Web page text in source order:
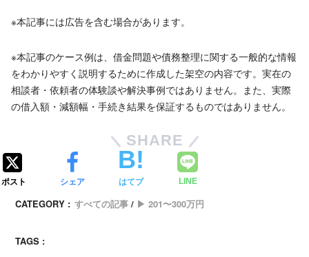
※本記事には広告を含む場合があります。
※本記事のケース例は、借金問題や債務整理に関する一般的な情報
をわかりやすく説明するために作成した架空の内容です。実在の
相談者・依頼者の体験談や解決事例ではありません。また、実際
の借入額・減額幅・手続き結果を保証するものではありません。
SHARE
ポスト シェア はてブ LINE
CATEGORY : すべての記事 ▶ 201〜300万円
TAGS :